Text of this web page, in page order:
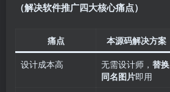
​（解决软件推广四大核心痛点）​
痛点 本源码解决方案
设计成本高
无需设计师，​ 替换
同名图片即用